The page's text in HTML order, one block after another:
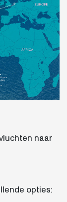
naar
opties: